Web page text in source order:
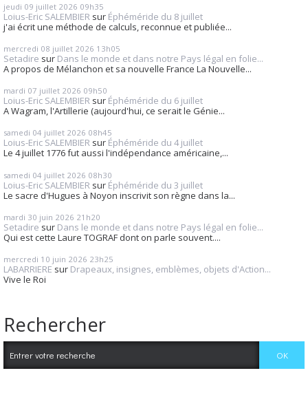
jeudi 09 juillet 2026 09h35
Loius-Eric SALEMBIER sur Éphéméride du 8 juillet
j'ai écrit une méthode de calculs, reconnue et publiée...
mercredi 08 juillet 2026 13h05
Setadire sur Dans le monde et dans notre Pays légal en folie...
A propos de Mélanchon et sa nouvelle France La Nouvelle...
mardi 07 juillet 2026 09h50
Loius-Eric SALEMBIER sur Éphéméride du 6 juillet
A Wagram, l'Artillerie (aujourd'hui, ce serait le Génie...
samedi 04 juillet 2026 08h45
Loius-Eric SALEMBIER sur Éphéméride du 4 juillet
Le 4 juillet 1776 fut aussi l'indépendance américaine,...
samedi 04 juillet 2026 08h30
Loius-Eric SALEMBIER sur Éphéméride du 3 juillet
Le sacre d'Hugues à Noyon inscrivit son règne dans la...
mardi 30 juin 2026 21h20
Setadire sur Dans le monde et dans notre Pays légal en folie...
Qui est cette Laure TOGRAF dont on parle souvent....
mercredi 10 juin 2026 23h25
LABARRIERE sur Drapeaux, insignes, emblèmes, objets d'Action...
Vive le Roi
Rechercher